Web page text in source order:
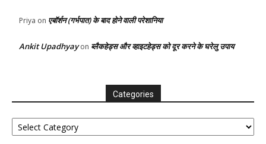
Priya on एबॉर्शन (गर्भपात) के बाद होने वाली परेशानिया
Ankit Upadhyayon ब्लैकहेड्स और व्हाइटहेड्स को दूर करने के घरेलु उपाय
Categories
Categories